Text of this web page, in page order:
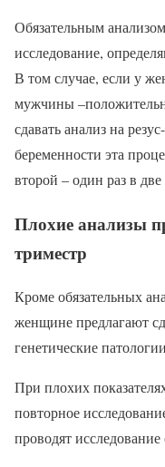
Обязательным
исследование,
В том случае, если у
мужчины
сдавать анализ на
беременности эта
второй – один раз в
Плохие анализы
триместр
Кроме обязательных
женщине предлагают
генетические
При плохих
повторное
проводят